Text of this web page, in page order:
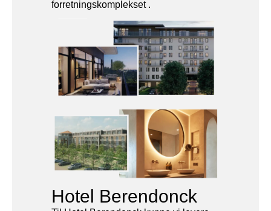
Hotel Berendonck
Til Hotel Berendonck kunne vi levere
over 200 speil . Rammen på dette